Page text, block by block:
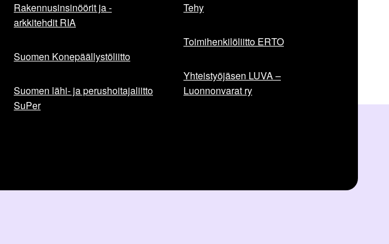
Rakennusinsinöörit ja -
arkkitehdit RIA
Suomen Konepäällystöliitto
Suomen lähi- ja perushoitajaliitto
SuPer
Tehy
Toimihenkilöliitto ERTO
Yhteistyöjäsen LUVA –
Luonnonvarat ry